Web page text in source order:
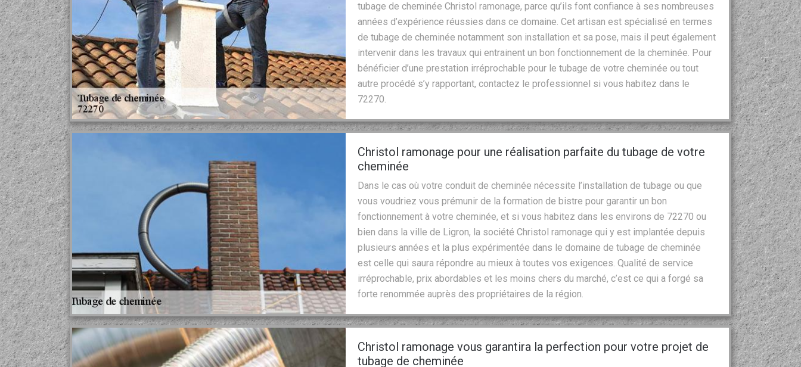
tubage de cheminée Christol ramonage, parce qu’ils font confiance à ses nombreuses
années d’expérience réussies dans ce domaine. Cet artisan est spécialisé en termes
de tubage de cheminée notamment son installation et sa pose, mais il peut également
intervenir dans les travaux qui entrainent un bon fonctionnement de la cheminée. Pour
bénéficier d’une prestation irréprochable pour le tubage de votre cheminée ou tout
autre procédé s’y rapportant, contactez le professionnel si vous habitez dans le
72270.
Christol ramonage pour une réalisation parfaite du tubage de votre
cheminée
Dans le cas où votre conduit de cheminée nécessite l’installation de tubage ou que
vous voudriez vous prémunir de la formation de bistre pour garantir un bon
fonctionnement à votre cheminée, et si vous habitez dans les environs de 72270 ou
bien dans la ville de Ligron, la société Christol ramonage qui y est implantée depuis
plusieurs années et la plus expérimentée dans le domaine de tubage de cheminée
est celle qui saura répondre au mieux à toutes vos exigences. Qualité de service
irréprochable, prix abordables et les moins chers du marché, c’est ce qui a forgé sa
forte renommée auprès des propriétaires de la région.
Christol ramonage vous garantira la perfection pour votre projet de
tubage de cheminée